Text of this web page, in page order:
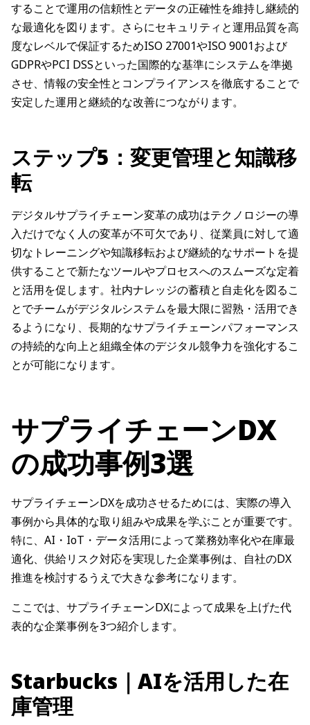
することで運用の信頼性とデータの正確性を維持し継続的
な最適化を図ります。さらにセキュリティと運用品質を高
度なレベルで保証するためISO 27001やISO 9001および
GDPRやPCI DSSといった国際的な基準にシステムを準拠
させ、情報の安全性とコンプライアンスを徹底することで
安定した運用と継続的な改善につながります。
ステップ5：変更管理と知識移
転
デジタルサプライチェーン変革の成功はテクノロジーの導
入だけでなく人の変革が不可欠であり、従業員に対して適
切なトレーニングや知識移転および継続的なサポートを提
供することで新たなツールやプロセスへのスムーズな定着
と活用を促します。社内ナレッジの蓄積と自走化を図るこ
とでチームがデジタルシステムを最大限に習熟・活用でき
るようになり、長期的なサプライチェーンパフォーマンス
の持続的な向上と組織全体のデジタル競争力を強化するこ
とが可能になります。
サプライチェーンDX
の成功事例3選
サプライチェーンDXを成功させるためには、実際の導入
事例から具体的な取り組みや成果を学ぶことが重要です。
特に、AI・IoT・データ活用によって業務効率化や在庫最
適化、供給リスク対応を実現した企業事例は、自社のDX
推進を検討するうえで大きな参考になります。
ここでは、サプライチェーンDXによって成果を上げた代
表的な企業事例を3つ紹介します。
Starbucks｜AIを活用した在
庫管理